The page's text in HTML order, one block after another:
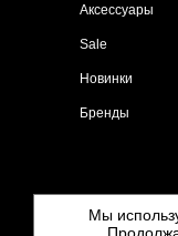
Аксессуары
Sale
Новинки
Бренды
©2021-2026 -
Мы